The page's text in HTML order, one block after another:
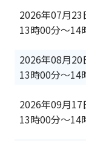
2026年07月23
13時00分〜14
2026年08月20
13時00分〜14
2026年09月17
13時00分〜14